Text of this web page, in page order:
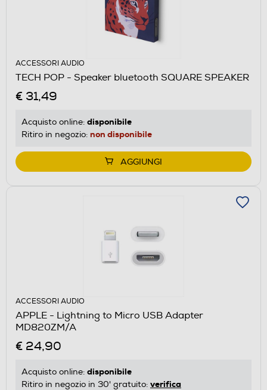
ACCESSORI AUDIO
TECH POP - Speaker bluetooth SQUARE SPEAKER
€ 31,49
Acquisto online: disponibile
Ritiro in negozio: non disponibile
AGGIUNGI
ACCESSORI AUDIO
APPLE - Lightning to Micro USB Adapter
MD820ZM/A
€ 24,90
Acquisto online: disponibile
Ritiro in negozio in 30' gratuito: verifica